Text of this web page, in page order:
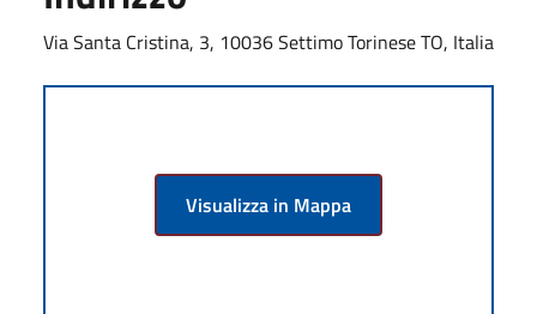
Via Santa Cristina, 3, 10036 Settimo Torinese TO, Italia
Visualizza in Mappa